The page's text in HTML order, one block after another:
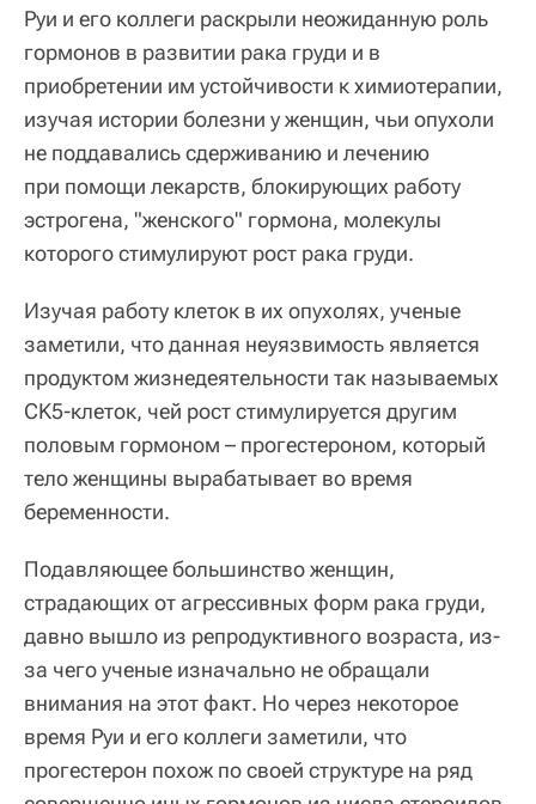
Руи и его коллеги раскрыли неожиданную роль
гормонов в развитии рака груди и в
приобретении им устойчивости к химиотерапии,
изучая истории болезни у женщин, чьи опухоли
не поддавались сдерживанию и лечению
при помощи лекарств, блокирующих работу
эстрогена, "женского" гормона, молекулы
которого стимулируют рост рака груди.
Изучая работу клеток в их опухолях, ученые
заметили, что данная неуязвимость является
продуктом жизнедеятельности так называемых
CK5-клеток, чей рост стимулируется другим
половым гормоном – прогестероном, который
тело женщины вырабатывает во время
беременности.
Подавляющее большинство женщин,
страдающих от агрессивных форм рака груди,
давно вышло из репродуктивного возраста, из-
за чего ученые изначально не обращали
внимания на этот факт. Но через некоторое
время Руи и его коллеги заметили, что
прогестерон похож по своей структуре на ряд